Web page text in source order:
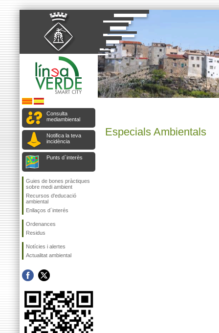
Consulta
mediambiental
Notifica la teva
incidència
Punts d`interès
Guies de bones pràctiques
sobre medi ambient
Recursos d'educació
ambiental
Enllaços d´interés
Ordenances
Residus
Notícies i alertes
Actualitat ambiental
Especials Ambientals